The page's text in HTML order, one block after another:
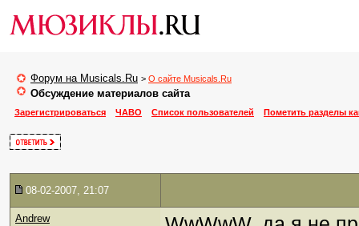
Форум на Musicals.Ru > О сайте Musicals.Ru
Обсуждение материалов сайта
Зарегистрироваться ЧАВО Список пользователей Пометить разделы
08-02-2007, 21:07
Andrew